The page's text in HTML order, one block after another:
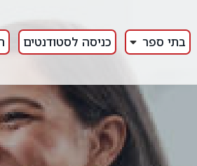
בתי ספר כניסה לסטודנטים